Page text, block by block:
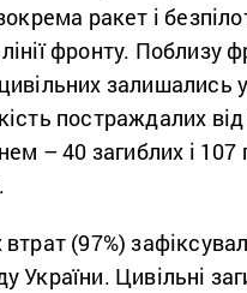
ракет і
фронту. Поблизу
залишались
постраждалих
– 40 загиблих і
(97%)
України. Цивільні